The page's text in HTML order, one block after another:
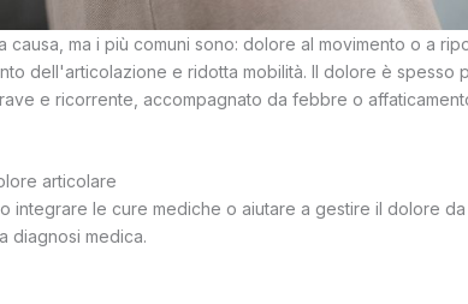
causa, ma i più comuni sono: dolore al movimento o a
dell'articolazione e ridotta mobilità. Il dolore è spesso
e ricorrente, accompagnato da febbre o
articolare
integrare le cure mediche o aiutare a gestire il dolore
diagnosi medica.